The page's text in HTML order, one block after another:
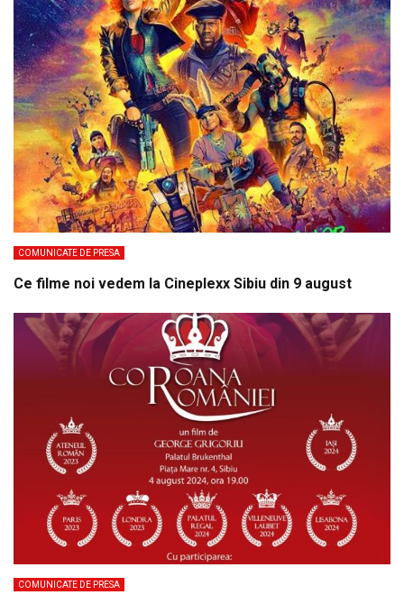
COMUNICATE DE PRESA
Ce filme noi vedem la Cineplexx Sibiu din 9 august
COMUNICATE DE PRESA